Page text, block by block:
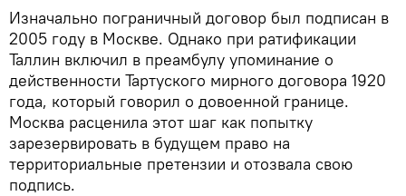
Изначально пограничный договор был подписан в
2005 году в Москве. Однако при ратификации
Таллин включил в преамбулу упоминание о
действенности Тартуского мирного договора 1920
года, который говорил о довоенной границе.
Москва расценила этот шаг как попытку
зарезервировать в будущем право на
территориальные претензии и отозвала свою
подпись.